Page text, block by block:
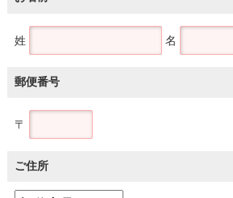
姓 名
郵便番号
〒
ご住所